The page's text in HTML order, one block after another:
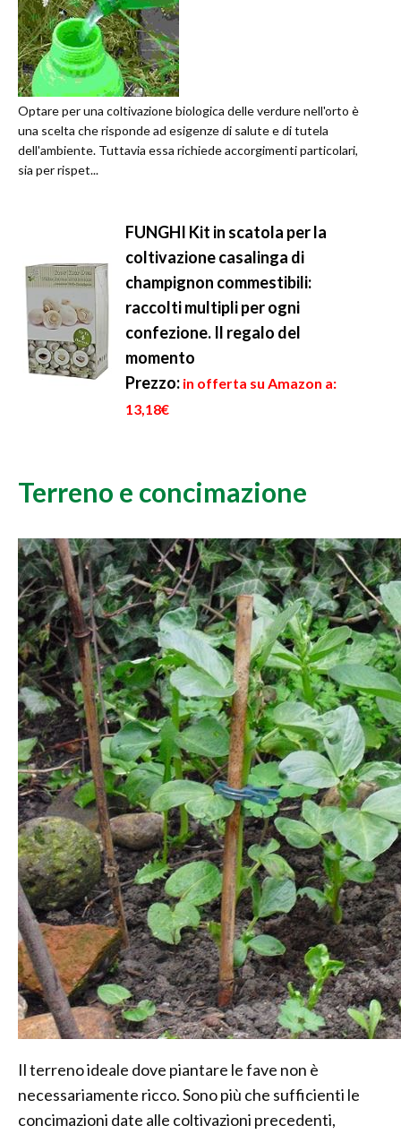
Optare per una coltivazione biologica delle verdure nell'orto è
una scelta che risponde ad esigenze di salute e di tutela
dell'ambiente. Tuttavia essa richiede accorgimenti particolari,
sia per rispet...
FUNGHI Kit in scatola per la
coltivazione casalinga di
champignon commestibili:
raccolti multipli per ogni
confezione. Il regalo del
momento
Prezzo: in offerta su Amazon a:
13,18€
Terreno e concimazione
Il terreno ideale dove piantare le fave non è
necessariamente ricco. Sono più che sufficienti le
concimazioni date alle coltivazioni precedenti,